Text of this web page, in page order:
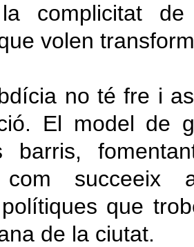
complicitat
volen
no té fre i
El model de
barris,
com succeeix
polítiques que
de la ciutat.